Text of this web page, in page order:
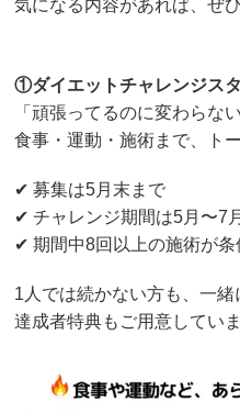
気になる内容があれば、ぜ
①ダイエットチャレンジス
「頑張ってるのに変わらな
食事・運動・施術まで、ト
✔︎ 募集は5月末まで
✔︎ チャレンジ期間は5月〜7月
✔︎ 期間中8回以上の施術が条
1人では続かない方も、一
達成者特典もご用意してい